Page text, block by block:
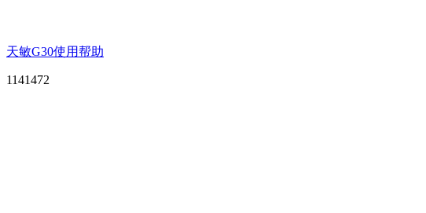
天敏G30使用帮助
1141472